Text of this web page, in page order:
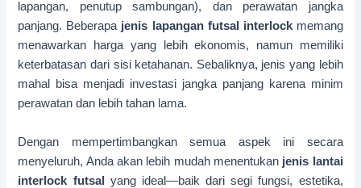
lapangan, penutup sambungan), dan perawatan jangka
panjang. Beberapa jenis lapangan futsal interlockmemang
menawarkan harga yang lebih ekonomis, namun memiliki
keterbatasan dari sisi ketahanan. Sebaliknya, jenis yang lebih
mahal bisa menjadi investasi jangka panjang karena minim
perawatan dan lebih tahan lama.
Dengan mempertimbangkan semua aspek ini secara
menyeluruh, Anda akan lebih mudah menentukan jenis lantai
interlock futsal yang ideal—baik dari segi fungsi, estetika,